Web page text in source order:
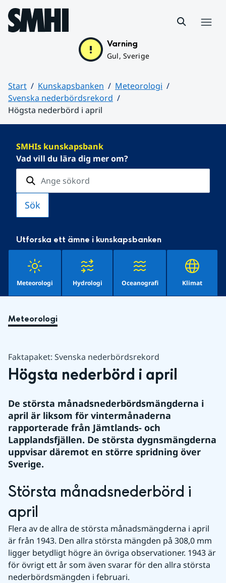
Hoppa till sidans innehåll
Varning
Gul, Sverige
Start Kunskapsbanken
Meteorologi
Svenska nederbördsrekord
Högsta nederbörd i april
SMHIs kunskapsbank
Vad vill du lära dig mer om?
Utforska ett ämne i kunskapsbanken
Meteorologi Hydrologi Oceanografi Klimat
Meteorologi
Faktapaket: Svenska nederbördsrekord
Högsta nederbörd i april
De största månadsnederbördsmängderna i
april är liksom för vintermånaderna
rapporterade från Jämtlands- och
Lapplandsfjällen. De största dygnsmängderna
uppvisar däremot en större spridning över
Sverige.
Största månadsnederbörd i
april
Flera av de allra de största månadsmängderna i april
är från 1943. Den allra största mängden på 308,0 mm
ligger betydligt högre än övriga observationer. 1943 är
för övrigt ett år som även svarar för den allra största
nederbördsmängden i februari.